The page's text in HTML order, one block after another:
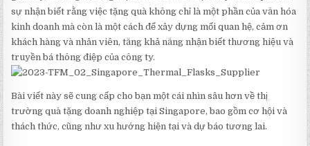
sự nhận biết rằng việc tặng quà không chỉ là một phần của văn hóa
kinh doanh mà còn là một cách để xây dựng mối quan hệ, cảm ơn
khách hàng và nhân viên, tăng khả năng nhận biết thương hiệu và
truyền bá thông điệp của công ty.
Bài viết này sẽ cung cấp cho bạn một cái nhìn sâu hơn về thị
trường quà tặng doanh nghiệp tại Singapore, bao gồm cơ hội và
thách thức, cũng như xu hướng hiện tại và dự báo tương lai.